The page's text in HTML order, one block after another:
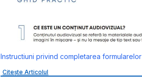
Instructiuni privind completarea formularelor
Citește Articolul